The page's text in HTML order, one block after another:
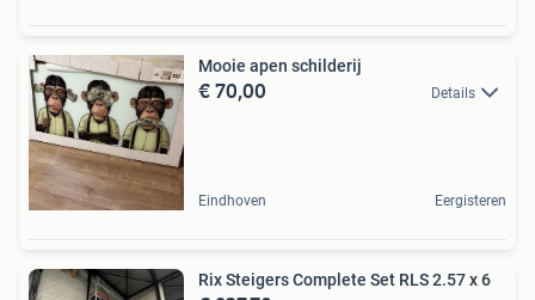
Mooie apen schilderij
€ 70,00 Details
Eindhoven Eergisteren
Rix Steigers Complete Set RLS 2.57 x 6